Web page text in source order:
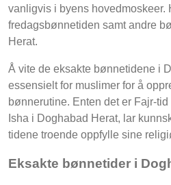
vanligvis i byens hovedmoskeer.
fredagsbønnetiden samt andre
Herat.
Å vite de eksakte bønnetidene i
essensielt for muslimer for å
bønnerutine. Enten det er Fajr-
Isha i Doghabad Herat, lar
tidene troende oppfylle sine
Eksakte bønnetider i